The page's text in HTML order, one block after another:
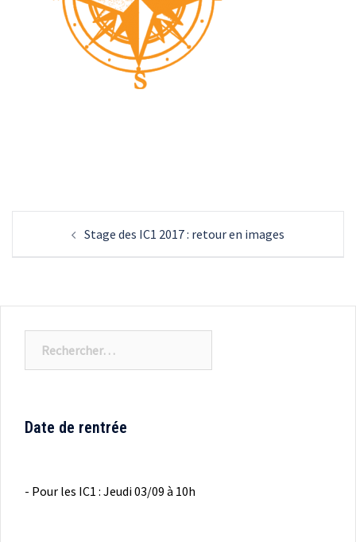
d’article
Stage des IC1 2017 : retour en images
Date de rentrée
- Pour les IC1 : Jeudi 03/09 à 10h